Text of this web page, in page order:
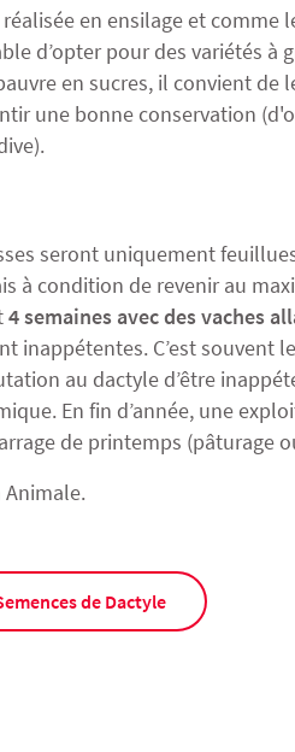
en ensilage et comme
d’opter pour des variétés à
en sucres, il convient de
une bonne conservation
seront uniquement
à condition de revenir au
4 semaines avec des vaches
inappétentes. C’est souvent
au dactyle d’être
En fin d’année, une
de printemps (pâturage
.
de Dactyle